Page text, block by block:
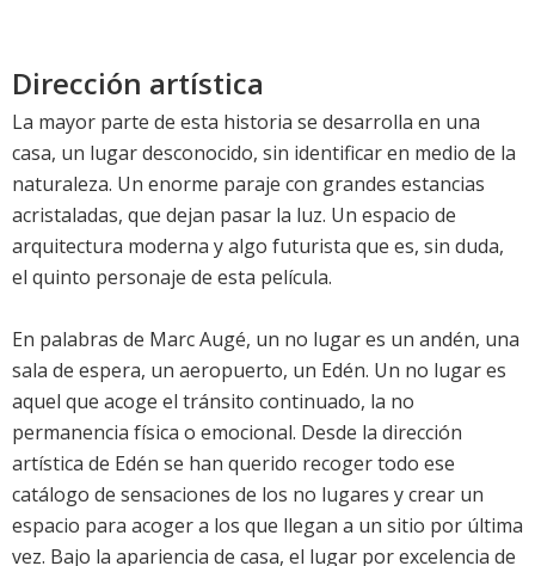
Dirección artística
La mayor parte de esta historia se desarrolla en una
casa, un lugar desconocido, sin identificar en medio de la
naturaleza. Un enorme paraje con grandes estancias
acristaladas, que dejan pasar la luz. Un espacio de
arquitectura moderna y algo futurista que es, sin duda,
el quinto personaje de esta película.
En palabras de Marc Augé, un no lugar es un andén, una
sala de espera, un aeropuerto, un Edén. Un no lugar es
aquel que acoge el tránsito continuado, la no
permanencia física o emocional. Desde la dirección
artística de Edén se han querido recoger todo ese
catálogo de sensaciones de los no lugares y crear un
espacio para acoger a los que llegan a un sitio por última
vez. Bajo la apariencia de casa, el lugar por excelencia de